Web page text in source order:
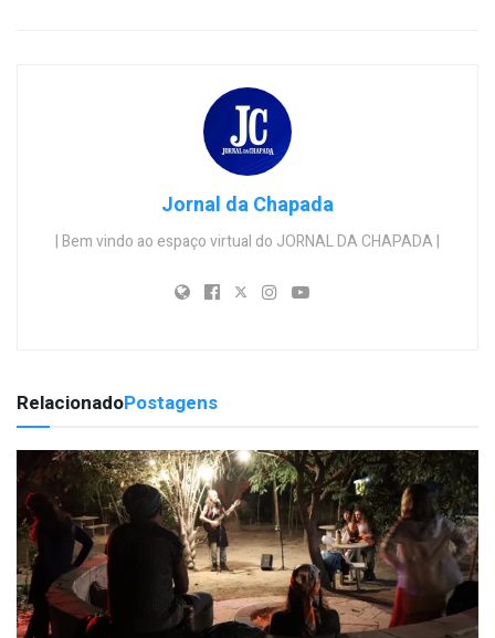
Jornal da Chapada
| Bem vindo ao espaço virtual do JORNAL DA CHAPADA |
RelacionadoPostagens